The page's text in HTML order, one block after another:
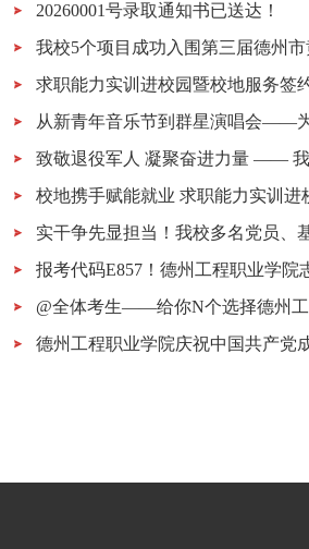
20260001号录取通知书已送达！